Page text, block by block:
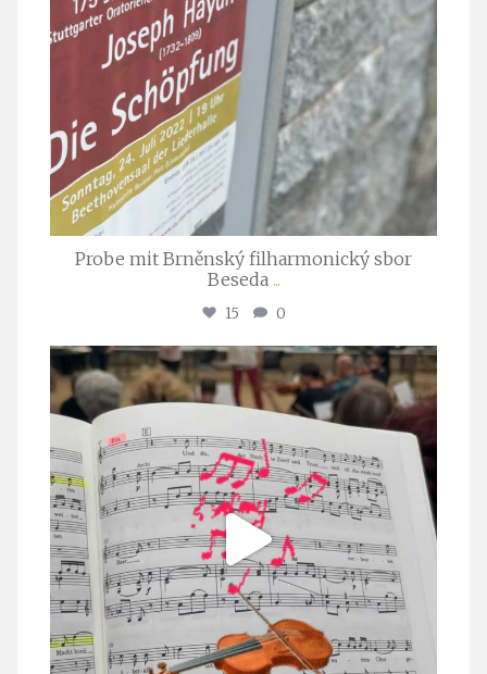
Probe mit Brněnský filharmonický sbor
Beseda ...
15 0
stuttgarter_oratorienchor
Juli 23